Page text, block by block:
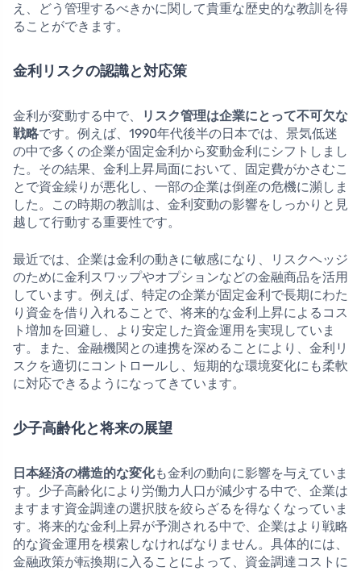
え、どう管理するべきかに関して貴重な歴史的な教訓を得
ることができます。
金利リスクの認識と対応策
金利が変動する中で、
リスク管理は企業にとって不可欠な
戦略です。例えば、1990年代後半の日本では、景気低迷
の中で多くの企業が固定金利から変動金利にシフトしまし
た。その結果、金利上昇局面において、固定費がかさむこ
とで資金繰りが悪化し、一部の企業は倒産の危機に瀕しま
した。この時期の教訓は、金利変動の影響をしっかりと見
越して行動する重要性です。
最近では、企業は金利の動きに敏感になり、リスクヘッジ
のために金利スワップやオプションなどの金融商品を活用
しています。例えば、特定の企業が固定金利で長期にわた
り資金を借り入れることで、将来的な金利上昇によるコス
ト増加を回避し、より安定した資金運用を実現していま
す。また、金融機関との連携を深めることにより、金利リ
スクを適切にコントロールし、短期的な環境変化にも柔軟
に対応できるようになってきています。
少子高齢化と将来の展望
日本経済の構造的な変化も金利の動向に影響を与えていま
す。少子高齢化により労働力人口が減少する中で、企業は
ますます資金調達の選択肢を絞らざるを得なくなっていま
す。将来的な金利上昇が予測される中で、企業はより戦略
的な資金運用を模索しなければなりません。具体的には、
金融政策が転換期に入ることによって、資金調達コストに